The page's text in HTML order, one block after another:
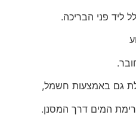
ליד פני הבריכה.
גם באמצעות חשמל,
המים דרך המסנן.